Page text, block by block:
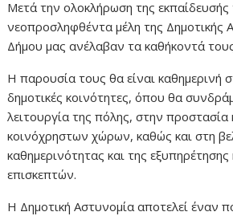
Μετά την ολοκλήρωση της εκπαίδευσής
νεοπροσληφθέντα μέλη της Δημοτικής
Δήμου μας ανέλαβαν τα καθήκοντά
Η παρουσία τους θα είναι καθημερινή
δημοτικές κοινότητες, όπου θα
λειτουργία της πόλης, στην
κοινόχρηστων χώρων, καθώς και στη
καθημερινότητας και της εξυπηρέτησης
επισκεπτών.
Η Δημοτική Αστυνομία αποτελεί έναν